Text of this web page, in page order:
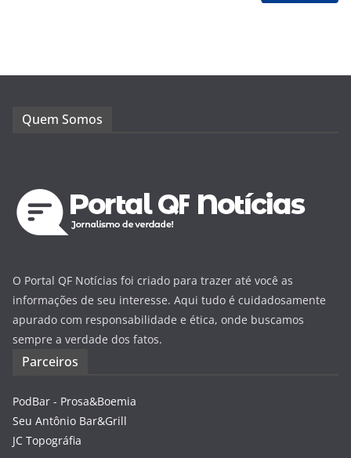
Quem Somos
O Portal QF Notícias foi criado para trazer até você as
informações de seu interesse. Aqui tudo é cuidadosamente
apurado com responsabilidade e ética, onde buscamos
sempre a verdade dos fatos.
Parceiros
PodBar - Prosa&Boemia
Seu Antônio Bar&Grill
JC Topográfia